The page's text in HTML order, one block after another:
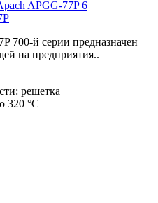
700-й серии предназначен
на предприятия..
решетка
320 °С